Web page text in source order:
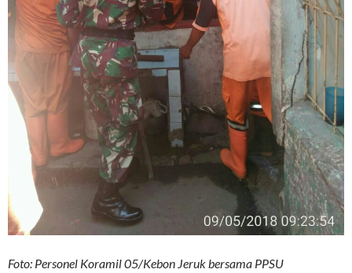
Foto: Personel Koramil 05/Kebon Jeruk bersama PPSU